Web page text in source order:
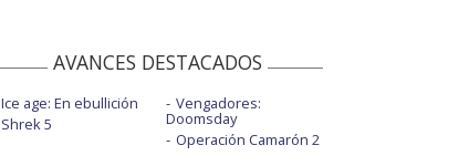
AVANCES DESTACADOS
Ice age: En ebullición
Shrek 5
Vengadores:
Doomsday
Operación Camarón 2